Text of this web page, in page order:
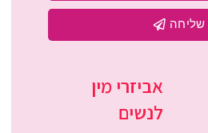
שליחה
אביזרי מין
לנשים